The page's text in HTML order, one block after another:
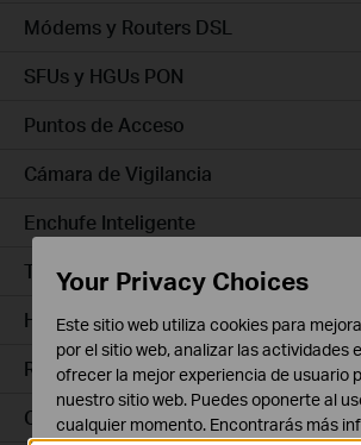
Módems y Routers DSL
SFUs y HGUs PON
Puntos de Acceso
Cámara de Vigilancia
Enchufe Inteligente
Timbres con Video
Hub Inteligente
Robots de Limpieza
Ceiling Mount
Your Privacy Choices
Este sitio web utiliza cookies para
por el sitio web, analizar las actividades
ofrecer la mejor experiencia de usuario
nuestro sitio web. Puedes oponerte al
cualquier momento. Encontrarás más